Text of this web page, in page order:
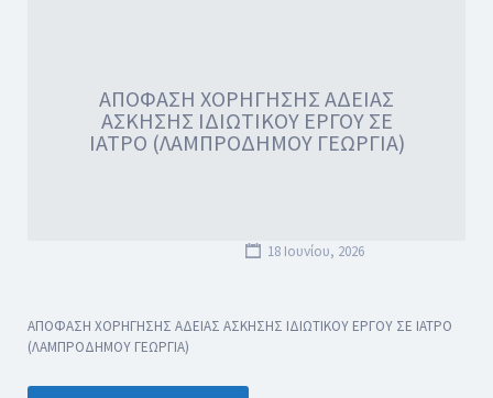
ΑΠΟΦΑΣΗ ΧΟΡΗΓΗΣΗΣ ΑΔΕΙΑΣ
ΑΣΚΗΣΗΣ ΙΔΙΩΤΙΚΟΥ ΕΡΓΟΥ ΣΕ
ΙΑΤΡΟ (ΛΑΜΠΡΟΔΗΜΟΥ ΓΕΩΡΓΙΑ)
18 Ιουνίου, 2026
ΑΠΟΦΑΣΗ ΧΟΡΗΓΗΣΗΣ ΑΔΕΙΑΣ ΑΣΚΗΣΗΣ ΙΔΙΩΤΙΚΟΥ ΕΡΓΟΥ ΣΕ ΙΑΤΡΟ
(ΛΑΜΠΡΟΔΗΜΟΥ ΓΕΩΡΓΙΑ)